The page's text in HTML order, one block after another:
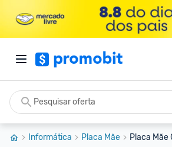
Informática Placa Mãe Placa Mãe